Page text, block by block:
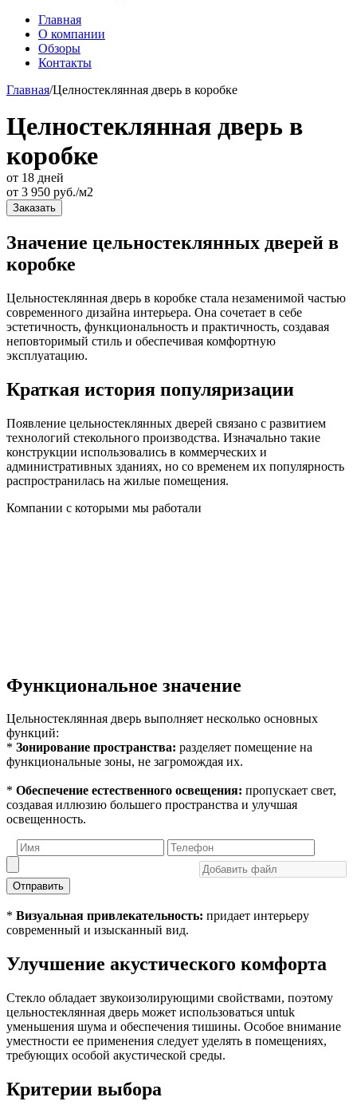
Главная
О компании
Обзоры
Контакты
Главная/Целностеклянная дверь в коробке
Целностеклянная дверь в
коробке
от 18 дней
от 3 950 руб./м2
Заказать
Значение цельностеклянных дверей в
коробке
Цельностеклянная дверь в коробке стала незаменимой частью
современного дизайна интерьера. Она сочетает в себе
эстетичность, функциональность и практичность, создавая
неповторимый стиль и обеспечивая комфортную
эксплуатацию.
Краткая история популяризации
Появление цельностеклянных дверей связано с развитием
технологий стекольного производства. Изначально такие
конструкции использовались в коммерческих и
административных зданиях, но со временем их популярность
распространилась на жилые помещения.
Компании с которыми мы работали
Функциональное значение
Цельностеклянная дверь выполняет несколько основных
функций:
* Зонирование пространства: разделяет помещение на
функциональные зоны, не загромождая их.
* Обеспечение естественного освещения: пропускает свет,
создавая иллюзию большего пространства и улучшая
освещенность.
Отправить
* Визуальная привлекательность: придает интерьеру
современный и изысканный вид.
Улучшение акустического комфорта
Стекло обладает звукоизолирующими свойствами, поэтому
цельностеклянная дверь может использоваться untuk
уменьшения шума и обеспечения тишины. Особое внимание
уместности ее применения следует уделять в помещениях,
требующих особой акустической среды.
Критерии выбора